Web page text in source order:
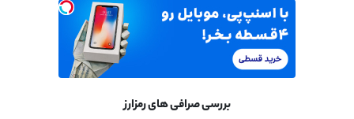
بررسی صرافی های رمزارز